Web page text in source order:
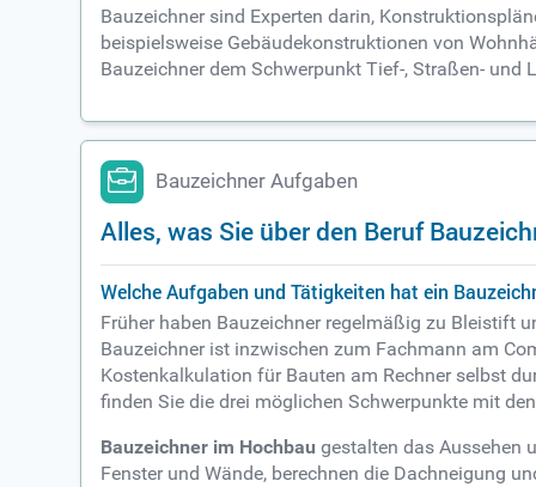
Bauzeichner sind Experten darin,
beispielsweise Gebäudekonstruktionen von
Bauzeichner dem Schwerpunkt Tief-, Straßen-
Bauzeichner Aufgaben
Alles, was Sie über den Beruf
Welche Aufgaben und Tätigkeiten hat ein
Früher haben Bauzeichner regelmäßig zu Bleistift
Bauzeichner ist inzwischen zum Fachmann am
Kostenkalkulation für Bauten am Rechner selbst
finden Sie die drei möglichen Schwerpunkte mit
Bauzeichner im Hochbau gestalten das Aussehen
Fenster und Wände, berechnen die Dachneigung